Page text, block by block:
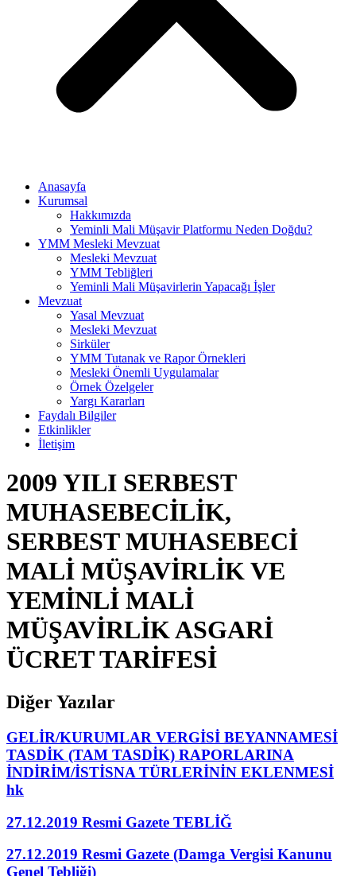
Anasayfa
Kurumsal
Hakkımızda
Yeminli Mali Müşavir Platformu Neden Doğdu?
YMM Mesleki Mevzuat
Mesleki Mevzuat
YMM Tebliğleri
Yeminli Mali Müşavirlerin Yapacağı İşler
Mevzuat
Yasal Mevzuat
Mesleki Mevzuat
Sirküler
YMM Tutanak ve Rapor Örnekleri
Mesleki Önemli Uygulamalar
Örnek Özelgeler
Yargı Kararları
Faydalı Bilgiler
Etkinlikler
İletişim
2009 YILI SERBEST
MUHASEBECİLİK,
SERBEST MUHASEBECİ
MALİ MÜŞAVİRLİK VE
YEMİNLİ MALİ
MÜŞAVİRLİK ASGARİ
ÜCRET TARİFESİ
Diğer Yazılar
GELİR/KURUMLAR VERGİSİ BEYANNAMESİ
TASDİK (TAM TASDİK) RAPORLARINA
İNDİRİM/İSTİSNA TÜRLERİNİN EKLENMESİ
hk
27.12.2019 Resmi Gazete TEBLİĞ
27.12.2019 Resmi Gazete (Damga Vergisi Kanunu
Genel Tebliği)